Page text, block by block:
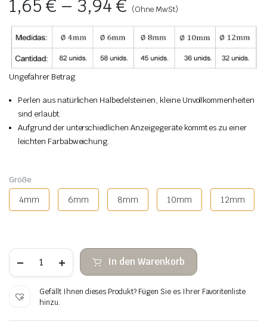
1,65€ – 3,94€ (Ohne MwSt)
Ungefährer Betrag
Perlen aus natürlichen Halbedelsteinen, kleine Unvollkommenheiten
sind erlaubt.
Aufgrund der unterschiedlichen Anzeigegeräte kommt es zu einer
leichten Farbabweichung.
Größe
4mm 6mm 8mm 10mm 12mm
Türkisweiße
Steinperlen
In den Warenkorb
Gefällt Ihnen dieses Produkt? Fügen Sie es Ihrer Favoritenliste
hinzu.